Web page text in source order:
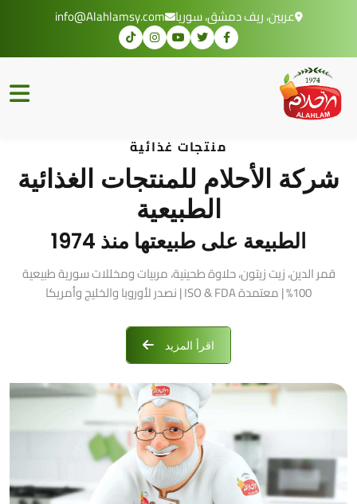
عربين، ريف دمشق، سوريا info@Alahlamsy.com
منتجات غذائية
شركة الأحلام للمنتجات الغذائية
الطبيعية
الطبيعة على طبيعتها منذ 1974
قمر الدين، زيت زيتون، حلاوة طحينية، مربيات ومخللات سورية طبيعية
100% | معتمدة ISO & FDA | نصدر لأوروبا والخليج وأمريكا
اقرأ المزيد